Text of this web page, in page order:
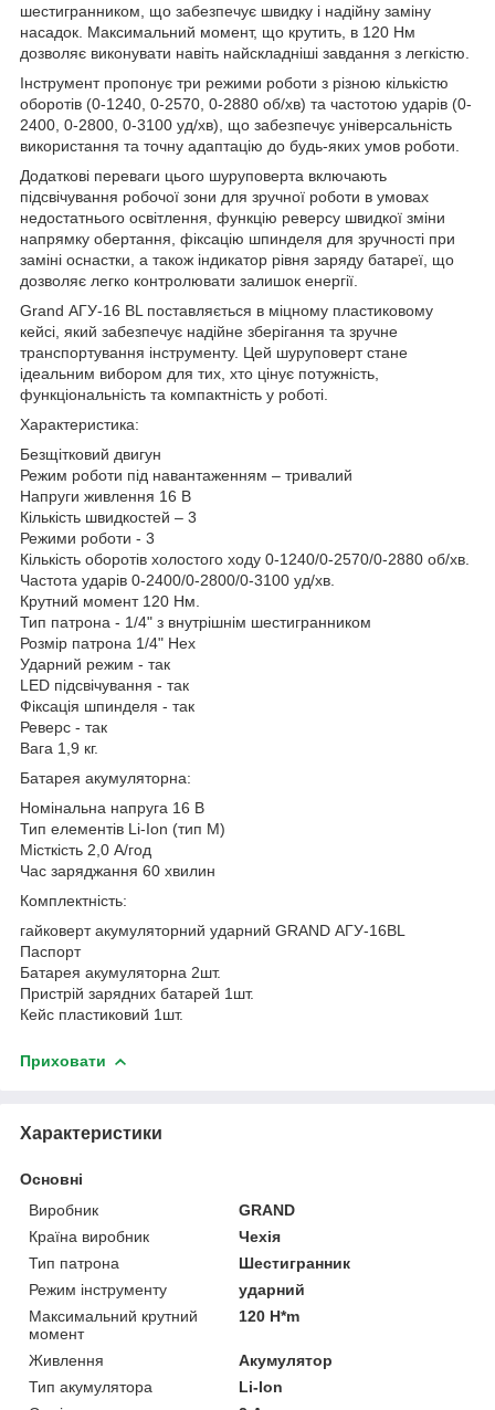
шестигранником, що забезпечує швидку і надійну заміну
насадок. Максимальний момент, що крутить, в 120 Нм
дозволяє виконувати навіть найскладніші завдання з легкістю.
Інструмент пропонує три режими роботи з різною кількістю
оборотів (0-1240, 0-2570, 0-2880 об/хв) та частотою ударів (0-
2400, 0-2800, 0-3100 уд/хв), що забезпечує універсальність
використання та точну адаптацію до будь-яких умов роботи.
Додаткові переваги цього шуруповерта включають
підсвічування робочої зони для зручної роботи в умовах
недостатнього освітлення, функцію реверсу швидкої зміни
напрямку обертання, фіксацію шпинделя для зручності при
заміні оснастки, а також індикатор рівня заряду батареї, що
дозволяє легко контролювати залишок енергії.
Grand АГУ-16 BL поставляється в міцному пластиковому
кейсі, який забезпечує надійне зберігання та зручне
транспортування інструменту. Цей шуруповерт стане
ідеальним вибором для тих, хто цінує потужність,
функціональність та компактність у роботі.
Характеристика:
Безщітковий двигун
Режим роботи під навантаженням – тривалий
Напруги живлення 16 В
Кількість швидкостей – 3
Режими роботи - 3
Кількість оборотів холостого ходу 0-1240/0-2570/0-2880 об/хв.
Частота ударів 0-2400/0-2800/0-3100 уд/хв.
Крутний момент 120 Нм.
Тип патрона - 1/4" з внутрішнім шестигранником
Розмір патрона 1/4" Hex
Ударний режим - так
LED підсвічування - так
Фіксація шпинделя - так
Реверс - так
Вага 1,9 кг.
Батарея акумуляторна:
Номінальна напруга 16 В
Тип елементів Li-Ion (тип М)
Місткість 2,0 А/год
Час заряджання 60 хвилин
Комплектність:
гайковерт акумуляторний ударний GRAND АГУ-16BL
Паспорт
Батарея акумуляторна 2шт.
Пристрій зарядних батарей 1шт.
Кейс пластиковий 1шт.
Приховати
Характеристики
Основні
Виробник
GRAND
Країна виробник
Чехія
Тип патрона
Шестигранник
Режим інструменту
ударний
Максимальний крутний
момент
120 H*m
Живлення
Акумулятор
Тип акумулятора
Li-Ion